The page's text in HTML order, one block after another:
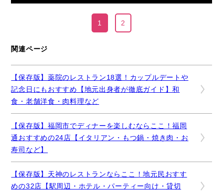
1 2
関連ページ
【保存版】薬院のレストラン18選！カップルデートや
記念日にもおすすめ【地元出身者が徹底ガイド】和
食・老舗洋食・肉料理など
【保存版】福岡市でディナーを楽しむならここ！福岡
通おすすめの24店【イタリアン・もつ鍋・焼き肉・お
寿司など】
【保存版】天神のレストランならここ！地元民おすす
めの32店【駅周辺・ホテル・パーティー向け・貸切